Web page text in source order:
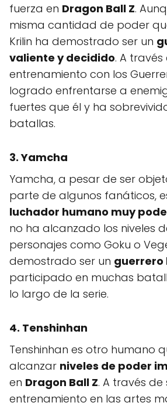
fuerza en Dragon Ball Z.
misma cantidad de poder
Krilin ha demostrado ser un
valiente y decidido. A través
entrenamiento con los
logrado enfrentarse a
fuertes que él y ha
batallas.
3. Yamcha
Yamcha, a pesar de ser
parte de algunos fanáticos,
luchador humano muy
no ha alcanzado los niveles
personajes como Goku o
demostrado ser un guerrero
participado en muchas
lo largo de la serie.
4. Tenshinhan
Tenshinhan es otro humano
alcanzar niveles de poder
en Dragon Ball Z. A través de
entrenamiento en las artes